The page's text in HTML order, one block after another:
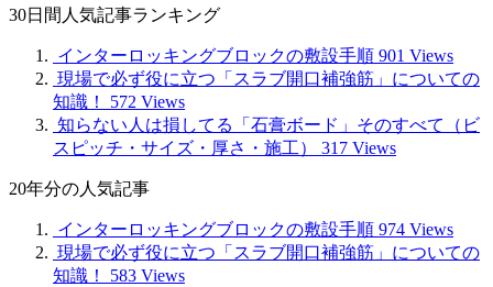
記
30日間人気記事ランキング
インターロッキングブロックの敷設手順 901 Views
現場で必ず役に立つ「スラブ開口補強筋」についての
知識！
572 Views
知らない人は損してる「石膏ボード」そのすべて（ビ
スピッチ・サイズ・厚さ・施工）
317 Views
20年分の人気記事
インターロッキングブロックの敷設手順 974 Views
現場で必ず役に立つ「スラブ開口補強筋」についての
知識！
583 Views